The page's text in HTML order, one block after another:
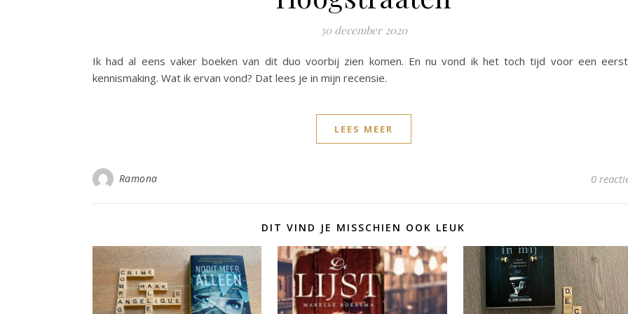
30 december 2020
Ik had al eens vaker boeken van dit duo voorbij zien komen. En nu vond ik het toch tijd voor een
kennismaking. Wat ik ervan vond? Dat lees je in mijn recensie.
LEES MEER
Ramona 0
DIT VIND JE MISSCHIEN OOK LEUK